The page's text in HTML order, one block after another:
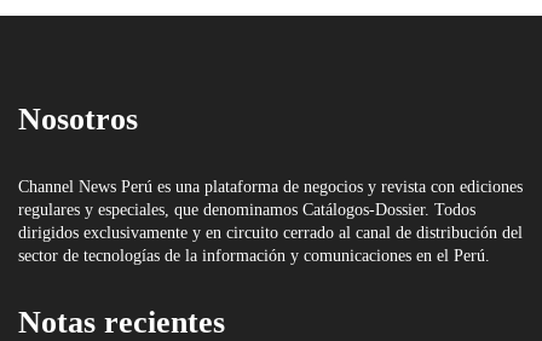
Nosotros
Channel News Perú es una plataforma de negocios y revista con ediciones
regulares y especiales, que denominamos Catálogos-Dossier. Todos
dirigidos exclusivamente y en circuito cerrado al canal de distribución del
sector de tecnologías de la información y comunicaciones en el Perú.
Notas recientes